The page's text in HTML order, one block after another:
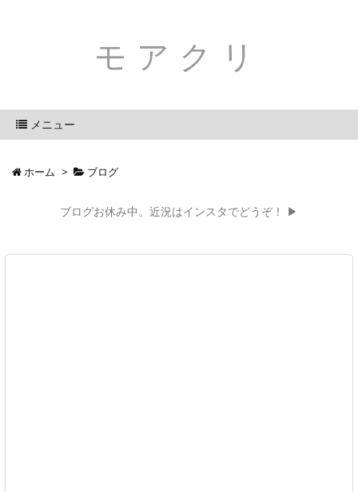
モアクリ
メニュー
ホーム > ブログ
ブログお休み中。近況はインスタでどうぞ！ ▶